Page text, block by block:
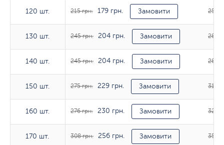
120 шт.
130 шт.
140 шт.
150 шт.
160 шт.
170 шт.
120 шт. 215 грн. 179 грн. Замовити 254
130 шт. 245 грн. 204 грн. Замовити 285
140 шт. 245 грн. 204 грн. Замовити 285
150 шт. 275 грн. 229 грн. Замовити 318
160 шт. 276 грн. 230 грн. Замовити 320
170 шт. 308 грн. 256 грн. Замовити 353